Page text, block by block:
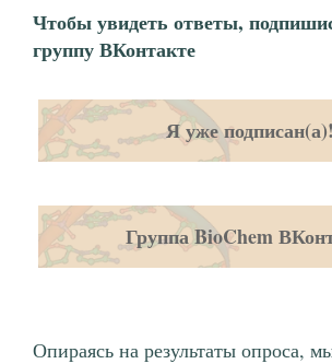
Чтобы увидеть ответы,
группу ВКонтакте
Я уже подписан(а)!
Группа BioChem
Опираясь на результаты опроса,